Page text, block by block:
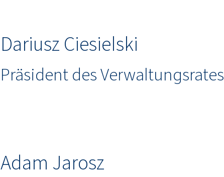
Dariusz Ciesielski
Präsident des Verwaltungsrates
Adam Jarosz